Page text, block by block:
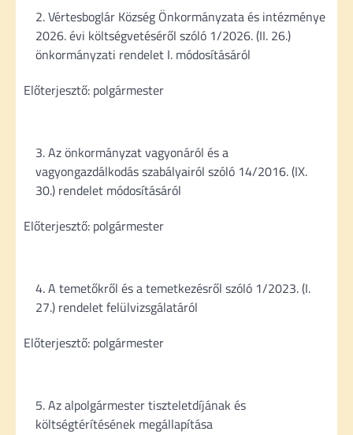
Vértesboglár Község Önkormányzata és intézménye
2026. évi költségvetéséről szóló 1/2026. (II. 26.)
önkormányzati rendelet I. módosításáról
Előterjesztő: polgármester
Az önkormányzat vagyonáról és a
vagyongazdálkodás szabályairól szóló 14/2016. (IX.
30.) rendelet módosításáról
Előterjesztő: polgármester
A temetőkről és a temetkezésről szóló 1/2023. (I.
27.) rendelet felülvizsgálatáról
Előterjesztő: polgármester
Az alpolgármester tiszteletdíjának és
költségtérítésének megállapítása